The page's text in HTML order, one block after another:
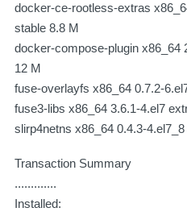
docker-ce-rootless-extras
stable 8.8 M
docker-compose-plugin x86_64
12 M
fuse-overlayfs x86_64 0.7.2-
fuse3-libs x86_64 3.6.1-4.el7
slirp4netns x86_64 0.4.3-
Transaction Summary
.............
Installed: